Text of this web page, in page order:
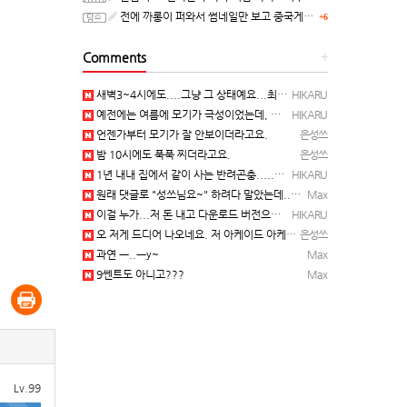
Lv.99
+6
전에 까롱이 퍼와서 썸네일만 보고 중국게임?으로 오해했던
+
Comments
HIKARU
새벽3~4시에도....그냥 그 상태예요...최근 1주일은....
HIKARU
예전에는 여름에 모기가 극성이었는데, 여름에는 안나오는 것 같은.....ㅎ ㅎ)
은성쓰
언젠가부터 모기가 잘 안보이더라고요.
은성쓰
밤 10시에도 푹푹 찌더라고요.
HIKARU
1년 내내 집에서 같이 사는 반려곤충.....이죠...
Max
원래 댓글로 "성쓰님요~" 하려다 말았는데... 본인 등판 ㅡ..ㅡy~
HIKARU
이걸 누가...저 돈 내고 다운로드 버전으로 하냐... 성쓰님이 계셨다!!!...
은성쓰
오 저게 드디어 나오네요. 저 아케이드 아케이브즈 게임 많이 샀는데요 ㅎㅎㅎ
Max
과연 ㅡ..ㅡy~
Max
9쎈트도 아니고???